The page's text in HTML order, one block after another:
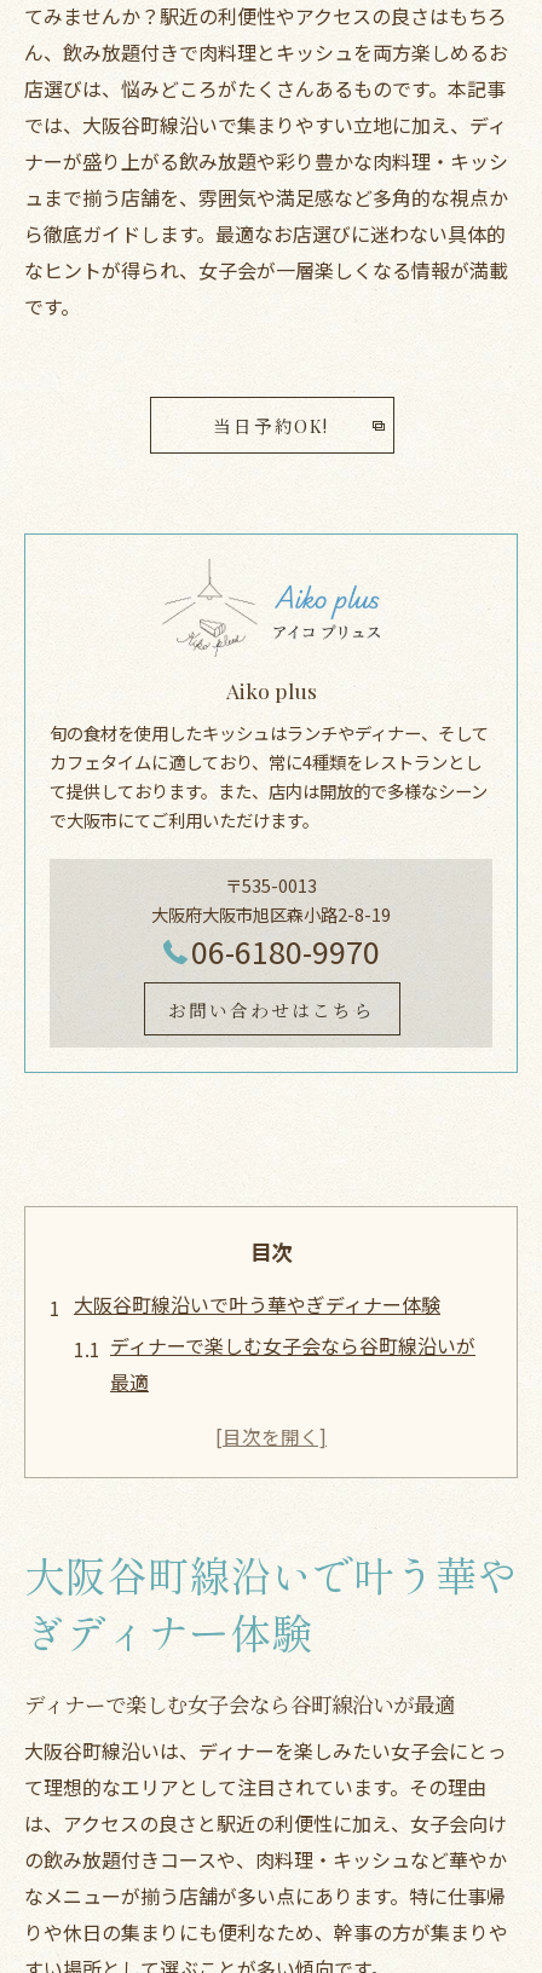
てみませんか？駅近の利便性やアクセスの良さはもちろ
ん、飲み放題付きで肉料理とキッシュを両方楽しめるお
店選びは、悩みどころがたくさんあるものです。本記事
では、大阪谷町線沿いで集まりやすい立地に加え、ディ
ナーが盛り上がる飲み放題や彩り豊かな肉料理・キッシ
ュまで揃う店舗を、雰囲気や満足感など多角的な視点か
ら徹底ガイドします。最適なお店選びに迷わない具体的
なヒントが得られ、女子会が一層楽しくなる情報が満載
です。
当日予約OK!
Aiko plus
旬の食材を使用したキッシュはランチやディナー、そして
カフェタイムに適しており、常に4種類をレストランとし
て提供しております。また、店内は開放的で多様なシーン
で大阪市にてご利用いただけます。
〒535-0013
大阪府大阪市旭区森小路2-8-19
06-6180-9970
お問い合わせはこちら
目次
大阪谷町線沿いで叶う華やぎディナー体験
ディナーで楽しむ女子会なら谷町線沿いが
最適
駅近ディナーで叶える華やぎ女子会の秘訣
がる理由
ディナーに最適な谷町線沿い店舗の特徴と
は
肉料理とキッシュが彩る飲み放題女子会案内
肉料理とキッシュが主役のディナー女子会
特集
ディナーで選ぶべき飲み放題付きコースの
魅力
女子会に最適な肉料理とキッシュの楽しみ
方
大阪谷町線沿いで叶う華や
ぎディナー体験
ディナーで楽しむ女子会なら谷町線沿いが最適
大阪谷町線沿いは、ディナーを楽しみたい女子会にとっ
て理想的なエリアとして注目されています。その理由
は、アクセスの良さと駅近の利便性に加え、女子会向け
の飲み放題付きコースや、肉料理・キッシュなど華やか
なメニューが揃う店舗が多い点にあります。特に仕事帰
りや休日の集まりにも便利なため、幹事の方が集まりや